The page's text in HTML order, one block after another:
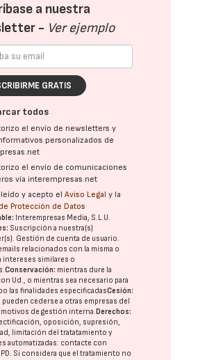
a nuestra
- Ver ejemplo
GRATIS
todos
el envío de newsletters y
personalizados de
el envío de comunicaciones
vía interempresas.net
leído y acepto elAviso Legal y la
Protección de Datos
Interempresas Media, S.L.U.
Suscripción a nuestra(s)
Gestión de cuenta de usuario.
relacionados con la misma o
intereses similares o
Conservación: mientras dure la
Ud., o mientras sea necesario para
las finalidades especificadasCesión:
pueden cederse a otras empresas del
motivos de gestión interna.Derechos:
oposición, supresión,
limitación del tratatamiento y
automatizadas: contacte con
. Si considera que el tratamiento no